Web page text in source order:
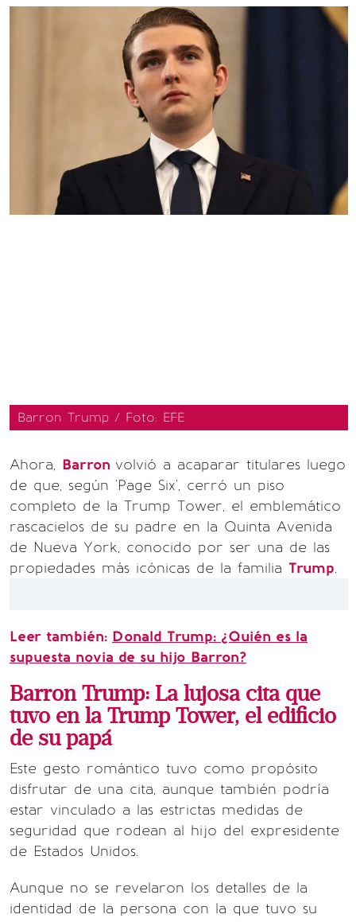
Barron Trump / Foto: EFE
Ahora, Barron volvió a acaparar titulares luego
de que, según 'Page Six', cerró un piso
completo de la Trump Tower, el emblemático
rascacielos de su padre en la Quinta Avenida
de Nueva York, conocido por ser una de las
propiedades más icónicas de la familia Trump.
Leer también: Donald Trump: ¿Quién es la
supuesta novia de su hijo Barron?
Barron Trump: La lujosa cita que
tuvo en la Trump Tower, el edificio
de su papá
Este gesto romántico tuvo como propósito
disfrutar de una cita, aunque también podría
estar vinculado a las estrictas medidas de
seguridad que rodean al hijo del expresidente
de Estados Unidos.
Aunque no se revelaron los detalles de la
identidad de la persona con la que tuvo su